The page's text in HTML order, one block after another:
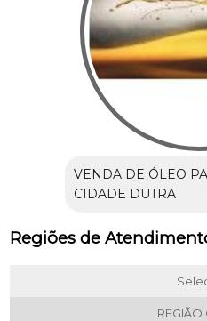
VENDA DE ÓLEO
CIDADE DUTRA
Regiões de
REGIÃO